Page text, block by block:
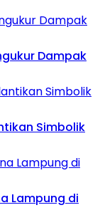
Dampak
Simbolik
Lampung di